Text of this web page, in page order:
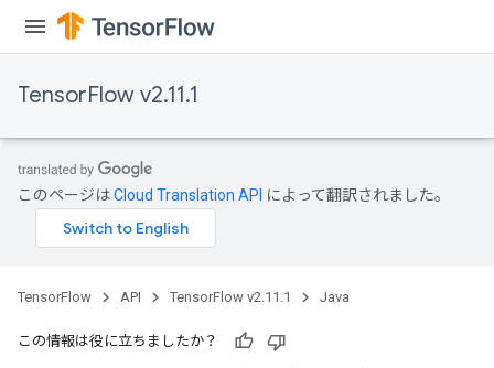
TensorFlow v2.11.1
このページはCloud Translation API によって翻訳されました。
TensorFlow API TensorFlow v2.11.1 Java
この情報は役に立ちましたか？